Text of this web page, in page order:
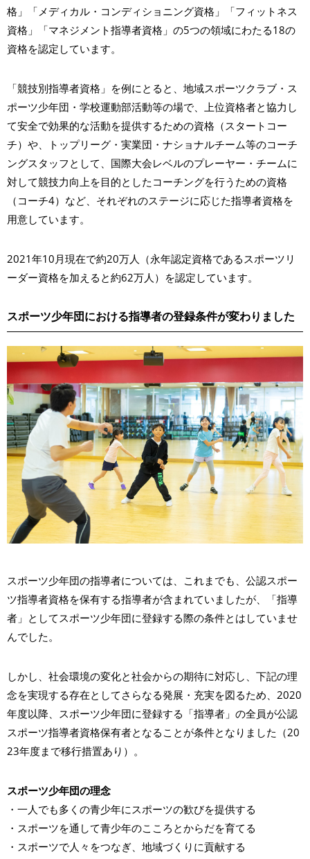
格」「メディカル・コンディショニング資格」「フィットネス
資格」「マネジメント指導者資格」の5つの領域にわたる18の
資格を認定しています。
「競技別指導者資格」を例にとると、地域スポーツクラブ・ス
ポーツ少年団・学校運動部活動等の場で、上位資格者と協力し
て安全で効果的な活動を提供するための資格（スタートコー
チ）や、トップリーグ・実業団・ナショナルチーム等のコーチ
ングスタッフとして、国際大会レベルのプレーヤー・チームに
対して競技力向上を目的としたコーチングを行うための資格
（コーチ4）など、それぞれのステージに応じた指導者資格を
用意しています。
2021年10月現在で約20万人（永年認定資格であるスポーツリ
ーダー資格を加えると約62万人）を認定しています。
スポーツ少年団における指導者の登録条件が変わりました
スポーツ少年団の指導者については、これまでも、公認スポー
ツ指導者資格を保有する指導者が含まれていましたが、「指導
者」としてスポーツ少年団に登録する際の条件とはしていませ
んでした。
しかし、社会環境の変化と社会からの期待に対応し、下記の理
念を実現する存在としてさらなる発展・充実を図るため、2020
年度以降、スポーツ少年団に登録する「指導者」の全員が公認
スポーツ指導者資格保有者となることが条件となりました（20
23年度まで移行措置あり）。
スポーツ少年団の理念
・一人でも多くの青少年にスポーツの歓びを提供する
・スポーツを通して青少年のこころとからだを育てる
・スポーツで人々をつなぎ、地域づくりに貢献する